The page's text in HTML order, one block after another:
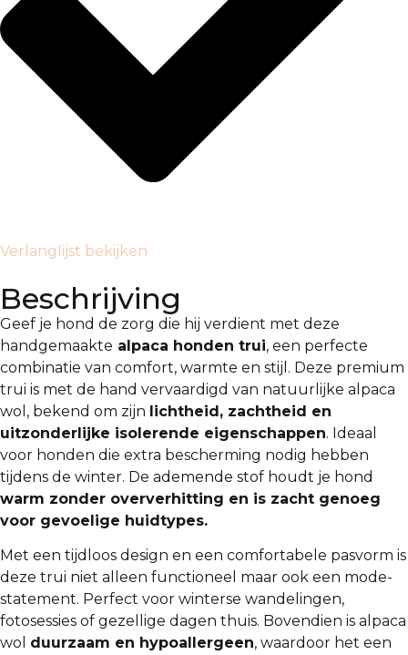
Verlanglijst bekijken
Beschrijving
Geef je hond de zorg die hij verdient met deze
handgemaakte alpaca honden trui, een perfecte
combinatie van comfort, warmte en stijl. Deze premium
trui is met de hand vervaardigd van natuurlijke alpaca
wol, bekend om zijn lichtheid, zachtheid en
uitzonderlijke isolerende eigenschappen. Ideaal
voor honden die extra bescherming nodig hebben
tijdens de winter. De ademende stof houdt je hond
warm zonder oververhitting en is zacht genoeg
voor gevoelige huidtypes.
Met een tijdloos design en een comfortabele pasvorm is
deze trui niet alleen functioneel maar ook een mode-
statement. Perfect voor winterse wandelingen,
fotosessies of gezellige dagen thuis. Bovendien is alpaca
wol duurzaam en hypoallergeen, waardoor het een